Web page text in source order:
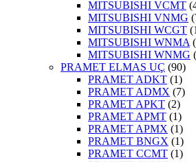
MITSUBISHI VCMT
MITSUBISHI VNMG
MITSUBISHI WCGT
MITSUBISHI WNMA
MITSUBISHI WNMG
PRAMET ELMAS UÇ (90)
PRAMET ADKT (1)
PRAMET ADMX (7)
PRAMET APKT (2)
PRAMET APMT (1)
PRAMET APMX (1)
PRAMET BNGX (1)
PRAMET CCMT (1)